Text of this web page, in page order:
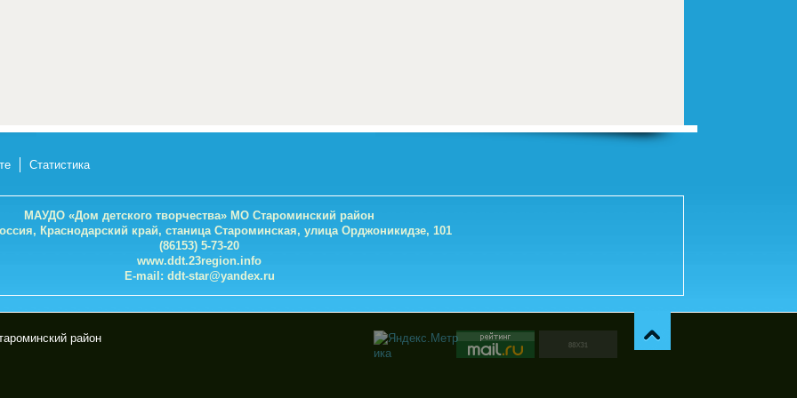
Статистика
МАУДО «Дом детского творчества» МО Староминский район
Краснодарский край, станица Староминская, улица Орджоникидзе, 101
(86153) 5-73-20
www.ddt.23region.info
E-mail: ddt-star@yandex.ru
район